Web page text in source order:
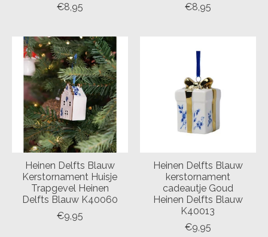
€8,95
€8,95
Heinen Delfts Blauw
Kerstornament Huisje
Trapgevel Heinen
Delfts Blauw K40060
€9,95
Heinen Delfts Blauw
kerstornament
cadeautje Goud
Heinen Delfts Blauw
K40013
€9,95